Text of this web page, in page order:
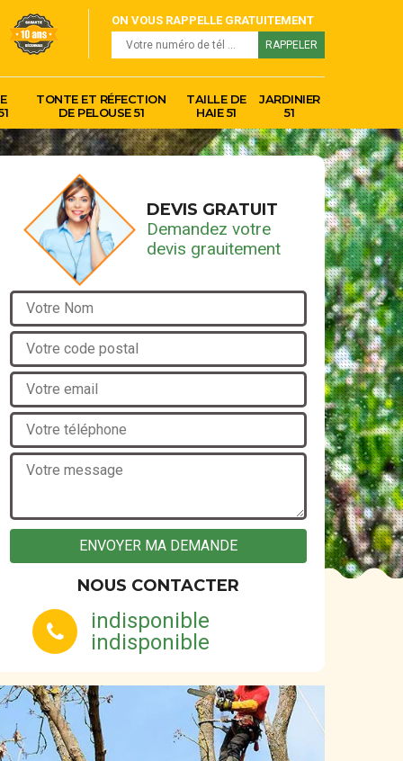
ON VOUS RAPPELLE GRATUITEMENT
TONTE ET RÉFECTION
DE PELOUSE 51
TAILLE DE
HAIE 51
JARDINIER
51
DEVIS GRATUIT
Demandez votre
devis grauitement
NOUS CONTACTER
indisponible
indisponible